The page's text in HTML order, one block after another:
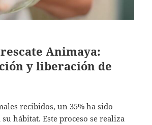
Animaya:
y liberación de
recibidos, un 35% ha sido
hábitat. Este proceso se realiza